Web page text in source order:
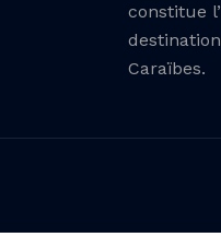
constitue
Caraïbes.